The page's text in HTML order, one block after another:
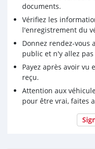
documents.
Vérifiez les
l'enregistrement du
Donnez rendez-vous
public et n'y allez pas
Payez après avoir vu
reçu.
Attention aux
pour être vrai, faites